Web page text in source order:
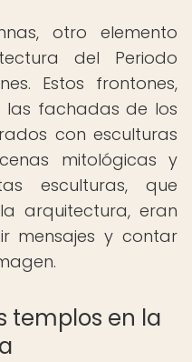
otro elemento
del Periodo
Estos frontones,
las fachadas de los
con esculturas
mitológicas y
esculturas, que
arquitectura, eran
mensajes y contar
templos en la